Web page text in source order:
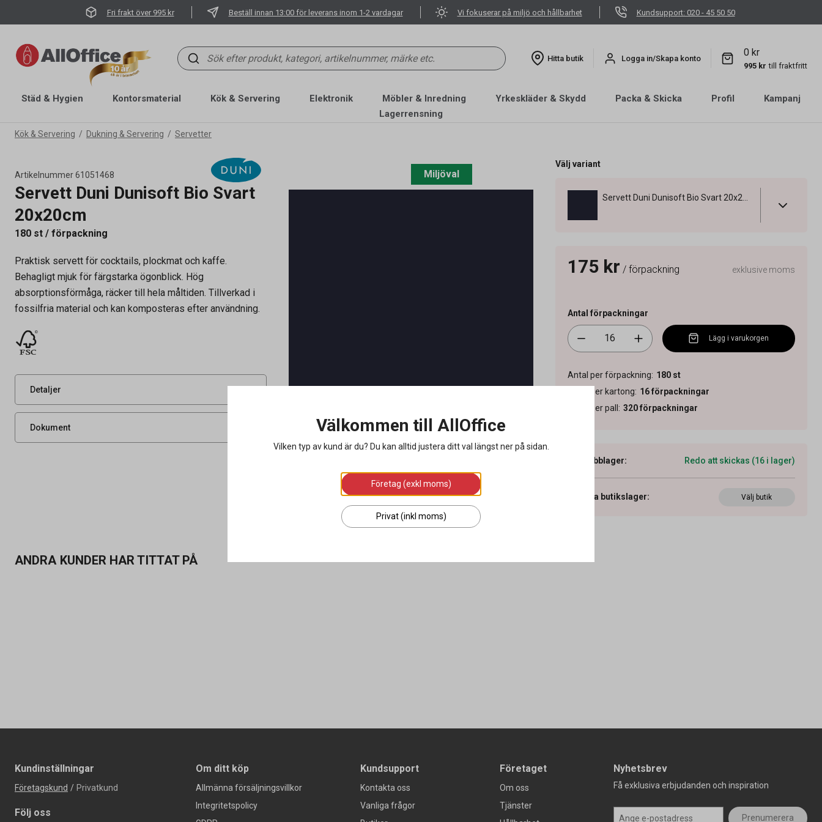
Fri frakt över 995 kr Beställ innan 13:00 för leverans inom 1-2 vardagar Vi fokuserar på miljö och hållbarhet Kundsupport: 020 - 45 50 50
Hitta butik Logga in/Skapa konto
0 kr
995 kr till fraktfritt
Städ & Hygien Kontorsmaterial Kök & Servering Elektronik Möbler & Inredning Yrkeskläder & Skydd Packa & Skicka Profil
Kampanj
Lagerrensning
Kök & Servering Dukning & Servering Servetter
Artikelnummer61051468
Servett Duni Dunisoft Bio Svart
20x20cm
180 st / förpackning
Praktisk servett för cocktails, plockmat och kaffe.
Behagligt mjuk för färgstarka ögonblick. Hög
absorptionsförmåga, räcker till hela måltiden. Tillverkad i
fossilfria material och kan komposteras efter användning.
Detaljer
Artikelnummer
Leverantörens
UNSPSC 14111705
Dokument
Produktdatablad
Miljöval
Välj variant
175 kr / förpackning exklusive moms
Antal förpackningar
Lägg i varukorgen
Antal per förpackning: 180 st
Antal per kartong: 16förpackningar
Antal per pall : 320förpackningar
Webblager: Redo att skickas (16 i lager)
Visa butikslager: Välj butik
ANDRA KUNDER HAR TITTAT PÅ
Kundinställningar
Företagskund / Privatkund
Följ oss
Om ditt köp
Allmänna försäljningsvillkor
Integritetspolicy
Kundsupport
Kontakta oss
Vanliga frågor
Företaget
Om oss
Tjänster
Nyhetsbrev
Få exklusiva erbjudanden och inspiration
Prenumerera
Välkommen till AllOffice
Vilken typ av kund är du? Du kan alltid justera ditt val längst ner på sidan.
Företag (exkl moms)
Privat (inkl moms)